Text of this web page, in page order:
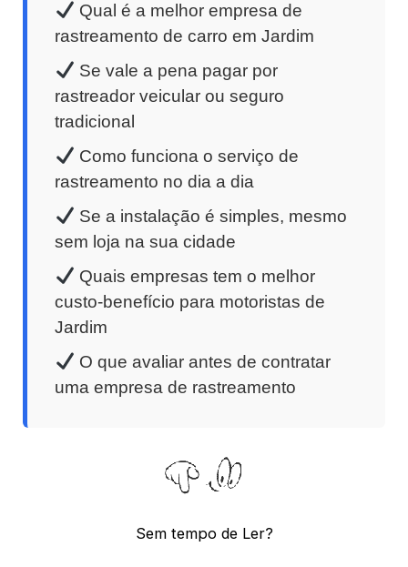
Qual é a melhor empresa de
rastreamento de carro em Jardim
Se vale a pena pagar por
rastreador veicular ou seguro
tradicional
Como funciona o serviço de
rastreamento no dia a dia
Se a instalação é simples, mesmo
sem loja na sua cidade
Quais empresas tem o melhor
custo-benefício para motoristas de
Jardim
O que avaliar antes de contratar
uma empresa de rastreamento
Sem tempo de Ler?